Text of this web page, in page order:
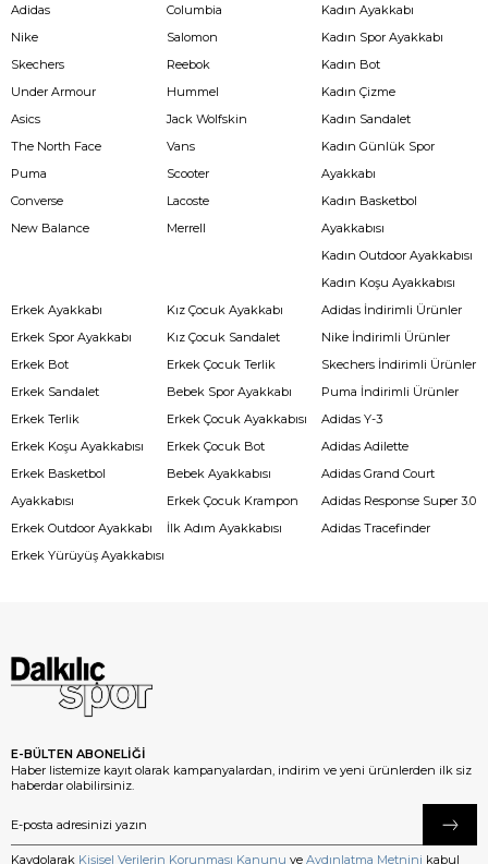
Adidas
Nike
Skechers
Under Armour
Asics
The North Face
Puma
Converse
New Balance
Columbia
Salomon
Reebok
Hummel
Jack Wolfskin
Vans
Scooter
Lacoste
Merrell
Kadın Ayakkabı
Kadın Spor Ayakkabı
Kadın Bot
Kadın Çizme
Kadın Sandalet
Kadın Günlük Spor
Ayakkabı
Kadın Basketbol
Ayakkabısı
Kadın Outdoor Ayakkabısı
Kadın Koşu Ayakkabısı
Erkek Ayakkabı
Erkek Spor Ayakkabı
Erkek Bot
Erkek Sandalet
Erkek Terlik
Erkek Koşu Ayakkabısı
Erkek Basketbol
Ayakkabısı
Erkek Outdoor Ayakkabı
Erkek Yürüyüş Ayakkabısı
Kız Çocuk Ayakkabı
Kız Çocuk Sandalet
Erkek Çocuk Terlik
Bebek Spor Ayakkabı
Erkek Çocuk Ayakkabısı
Erkek Çocuk Bot
Bebek Ayakkabısı
Erkek Çocuk Krampon
İlk Adım Ayakkabısı
Adidas İndirimli Ürünler
Nike İndirimli Ürünler
Skechers İndirimli Ürünler
Puma İndirimli Ürünler
Adidas Y-3
Adidas Adilette
Adidas Grand Court
Adidas Response Super 3.0
Adidas Tracefinder
E-BÜLTEN ABONELİĞİ
Haber listemize kayıt olarak kampanyalardan, indirim ve yeni ürünlerden ilk siz
haberdar olabilirsiniz.
Kaydolarak Kişisel Verilerin Korunması Kanunu ve Aydınlatma Metnini kabul